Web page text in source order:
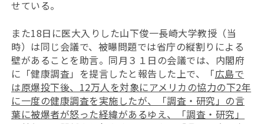
せている。
また18日に医大入りした山下俊一長崎大学教授（当
時）は同じ会議で、被曝問題では省庁の縦割りによる
壁があることを助言。同月３１日の会議では、内閣府
に「健康調査」を提言したと報告した上で、「広島で
は原爆投下後、12万人を対象にアメリカの協力の下2年
に一度の健康調査を実施したが、「調査・研究」の言
葉に被爆者が怒った経緯があるゆえ、「調査・研究」